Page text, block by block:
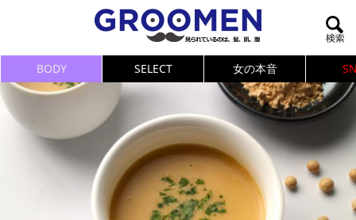
BODY SELECT 女の本音